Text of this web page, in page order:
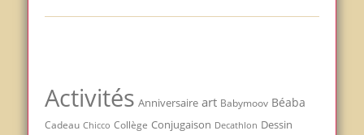
Activités Anniversaire art Babymoov Béaba
Cadeau Chicco Collège Conjugaison Decathlon Dessin